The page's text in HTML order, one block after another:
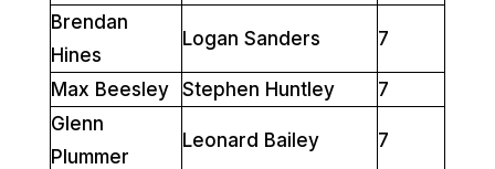
Brendan
Hines
Logan Sanders 7
Max Beesley Stephen Huntley
7
Glenn
Plummer
Leonard Bailey 7